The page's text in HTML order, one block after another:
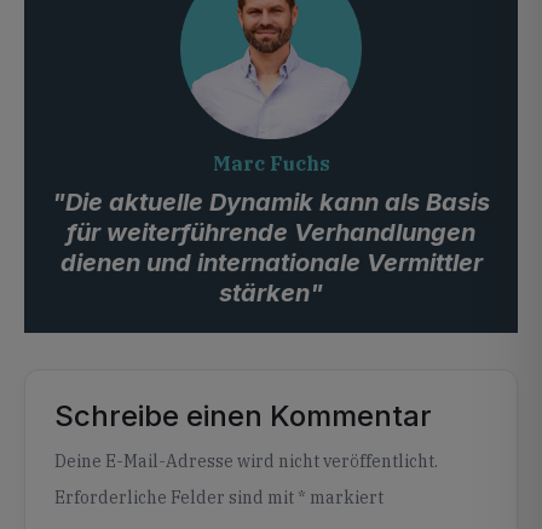
Marc Fuchs
"Die aktuelle Dynamik kann als Basis
für weiterführende Verhandlungen
dienen und internationale Vermittler
stärken"
Schreibe einen Kommentar
Deine E-Mail-Adresse wird nicht veröffentlicht.
Erforderliche Felder sind mit * markiert
Alternative: